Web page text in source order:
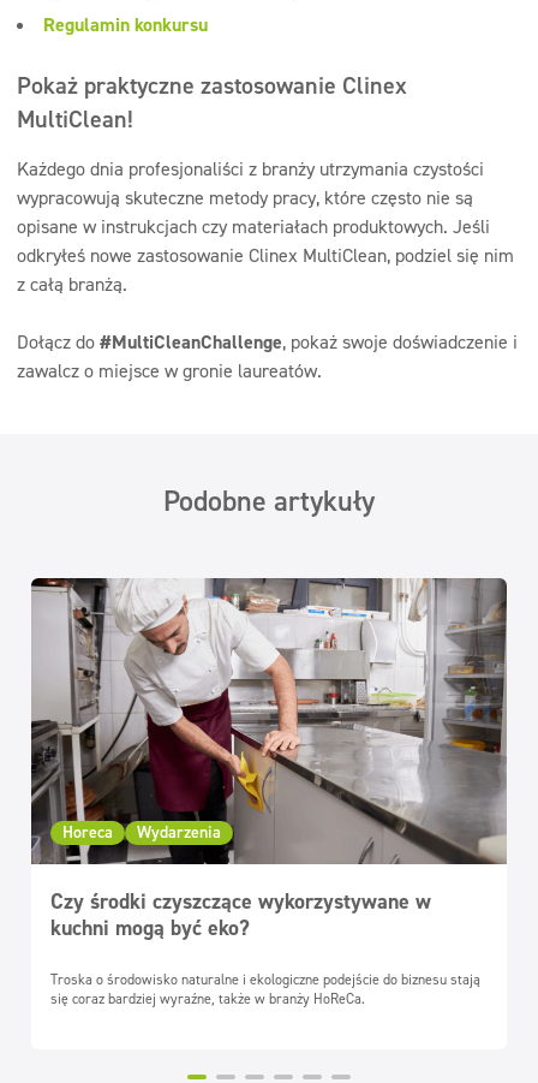
Regulamin konkursu
Pokaż praktyczne zastosowanie Clinex
MultiClean!
Każdego dnia profesjonaliści z branży utrzymania czystości
wypracowują skuteczne metody pracy, które często nie są
opisane w instrukcjach czy materiałach produktowych. Jeśli
odkryłeś nowe zastosowanie Clinex MultiClean, podziel się nim
z całą branżą.
Dołącz do#MultiCleanChallenge, pokaż swoje doświadczenie i
zawalcz o miejsce w gronie laureatów.
Podobne artykuły
Horeca Wydarzenia
Czy środki czyszczące wykorzystywane w
kuchni mogą być eko?
Troska o środowisko naturalne i ekologiczne podejście do biznesu stają
się coraz bardziej wyraźne, także w branży HoReCa.